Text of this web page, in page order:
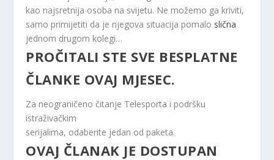
kao najsretnija osoba na svijetu. Ne možemo ga kriviti,
samo primijetiti da je njegova situacija pomalo slična
jednom drugom kolegi…
PROČITALI STE SVE BESPLATNE
ČLANKE OVAJ MJESEC.
Za neograničeno čitanje Telesporta i podršku
istraživačkim
serijalima, odaberite jedan od paketa.
OVAJ ČLANAK JE DOSTUPAN